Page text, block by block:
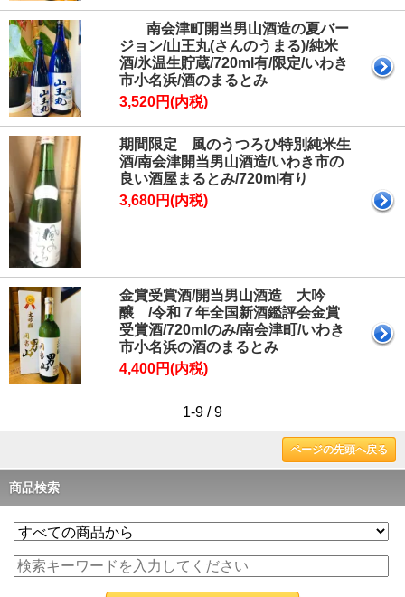
南会津町開当男山酒造の夏バー
ジョン/山王丸(さんのうまる)/純米
酒/氷温生貯蔵/720ml有/限定/いわき
市小名浜/酒のまるとみ
3,520円(内税)
期間限定 風のうつろひ特別純米生
酒/南会津開当男山酒造/いわき市の
良い酒屋まるとみ/720ml有り
3,680円(内税)
金賞受賞酒/開当男山酒造 大吟
醸 /令和７年全国新酒鑑評会金賞
受賞酒/720mlのみ/南会津町/いわき
市小名浜の酒のまるとみ
4,400円(内税)
1-9 / 9
ページの先頭へ戻る
商品検索